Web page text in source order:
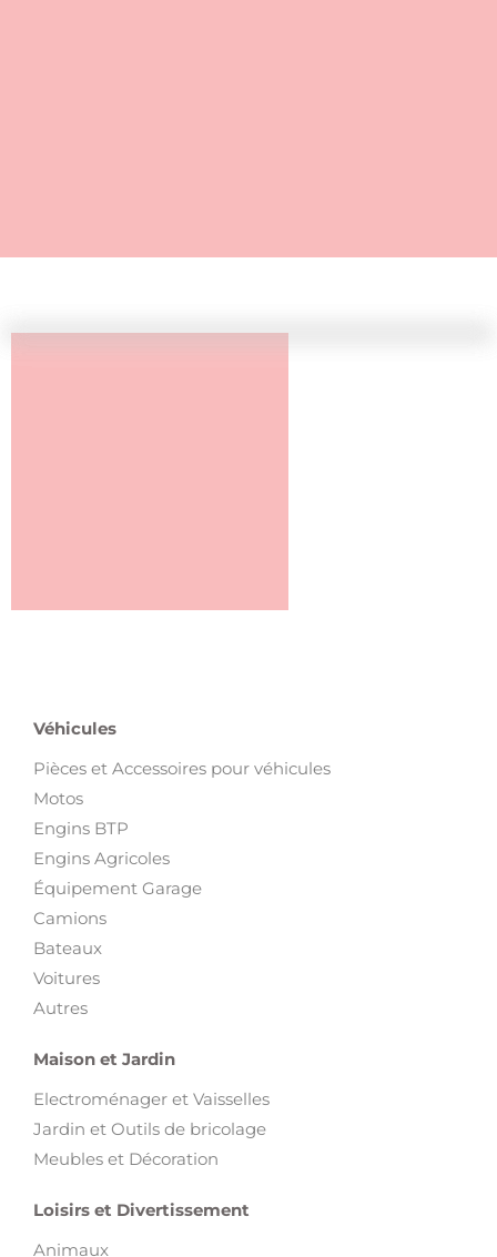
Véhicules
Pièces et Accessoires pour véhicules
Motos
Engins BTP
Engins Agricoles
Équipement Garage
Camions
Bateaux
Voitures
Autres
Maison et Jardin
Electroménager et Vaisselles
Jardin et Outils de bricolage
Meubles et Décoration
Loisirs et Divertissement
Animaux